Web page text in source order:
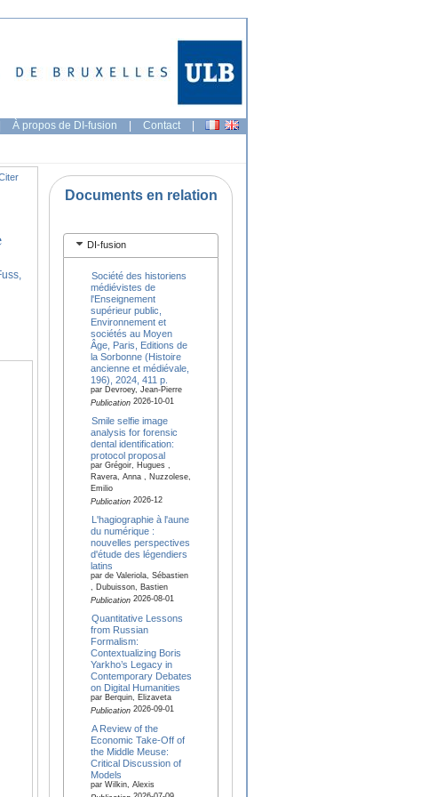
À propos de DI-fusion | Contact |
Documents en relation
DI-fusion
Société des historiens
médiévistes de
l'Enseignement
supérieur public,
Environnement et
sociétés au Moyen
Âge, Paris, Editions de
la Sorbonne (Histoire
ancienne et médiévale,
196), 2024, 411 p.
par Devroey, Jean-Pierre
Publication2026-10-01
Smile selfie image
analysis for forensic
dental identification:
protocol proposal
par Grégoir, Hugues ,
Ravera, Anna , Nuzzolese,
Emilio
Publication2026-12
L'hagiographie à l'aune
du numérique :
nouvelles perspectives
d'étude des légendiers
latins
par de Valeriola, Sébastien
, Dubuisson, Bastien
Publication2026-08-01
Quantitative Lessons
from Russian
Formalism:
Contextualizing Boris
Yarkho’s Legacy in
Contemporary Debates
on Digital Humanities
par Berquin, Elizaveta
Publication2026-09-01
A Review of the
Economic Take-Off of
the Middle Meuse:
Critical Discussion of
Models
par Wilkin, Alexis